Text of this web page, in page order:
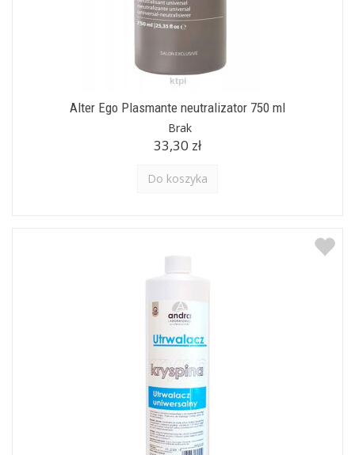
Alter Ego Plasmante neutralizator 750 ml
Brak
33,30 zł
Do koszyka